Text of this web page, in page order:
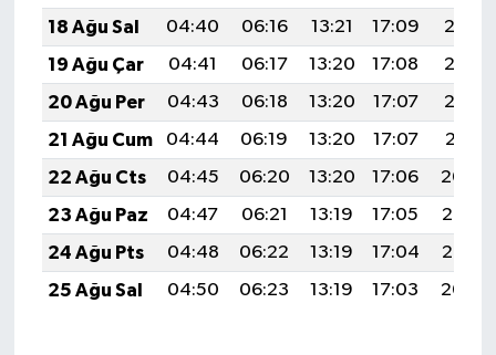
18 Ağu Sal
04:40 06:16 13:21 17:09
20:15
19 Ağu Çar
04:41 06:17 13:20 17:08
20:13
20 Ağu Per
04:43 06:18 13:20 17:07
20:12
21 Ağu Cum
04:44 06:19 13:20 17:07
20:11
22 Ağu Cts
04:45 06:20 13:20 17:06
20:09
23 Ağu Paz
04:47 06:21 13:19 17:05
20:07
24 Ağu Pts
04:48 06:22 13:19 17:04
20:06
25 Ağu Sal
04:50 06:23 13:19 17:03 20:04